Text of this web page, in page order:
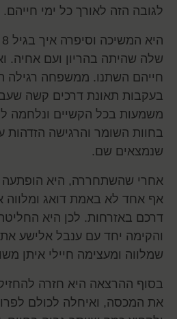
לגובה הזה לאורך כל ימי חייהם.
שלה שהיתה בהריון ועם אחיה.
חייהם השתנו. ממשפחה רגילה
בעקבות תאונת דרכים קשה
משמעות בכל הקשיים ונלחמה
בחוות השומר והרגישה הזדהות
שנמצאים שם.
אחרי שהשתחררה, היא
אף אחד לא באמת דואג ומלווה
דרכם באזרחות. לכן היא
והקימה יחד עם ענבל אלישע
שמלווה ומעצימה חיילי איתן
בסוף ההרצאה היא חזרה
את המכסה, ואיחלה לכולם